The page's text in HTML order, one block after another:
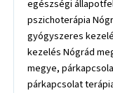
egészségi
pszichoterápia
gyógyszeres
kezelés Nógrád
megye,
párkapcsolat